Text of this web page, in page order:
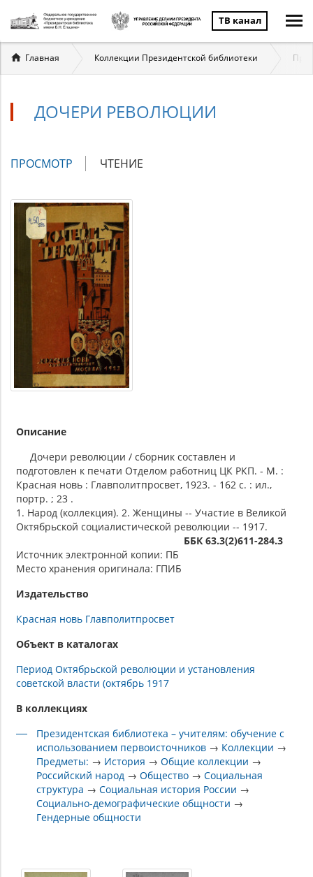
ТВ канал
Вы
здесь
Главная Коллекции Президентской библиотеки
ДОЧЕРИ РЕВОЛЮЦИИ
Главные
ПРОСМОТР (АКТИВНАЯ
ЧТЕНИЕ
Описание
Дочери революции / сборник составлен и
подготовлен к печати Отделом работниц ЦК РКП. - М. :
Красная новь : Главполитпросвет, 1923. - 162 с. : ил.,
портр. ; 23 .
1. Народ (коллекция). 2. Женщины -- Участие в Великой
Октябрьской социалистической революции -- 1917.
ББК 63.3(2)611-284.3
Источник электронной копии: ПБ
Место хранения оригинала: ГПИБ
Издательство
Красная новь Главполитпросвет
Объект в каталогах
Период Октябрьской революции и установления
советской власти (октябрь 1917
В коллекциях
Президентская библиотека – учителям: обучение с
использованием первоисточников → Коллекции →
Предметы: → История →Общие коллекции →
Российский народ →Общество →Социальная
структура →Социальная история России →
Социально-демографические общности →
Гендерные общности